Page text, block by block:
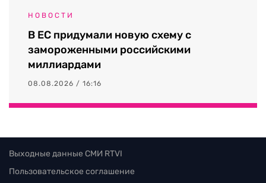
НОВОСТИ
В ЕС придумали новую схему с
замороженными российскими
миллиардами
08.08.2026 / 16:16
Выходные данные СМИ RTVI
Пользовательское соглашение